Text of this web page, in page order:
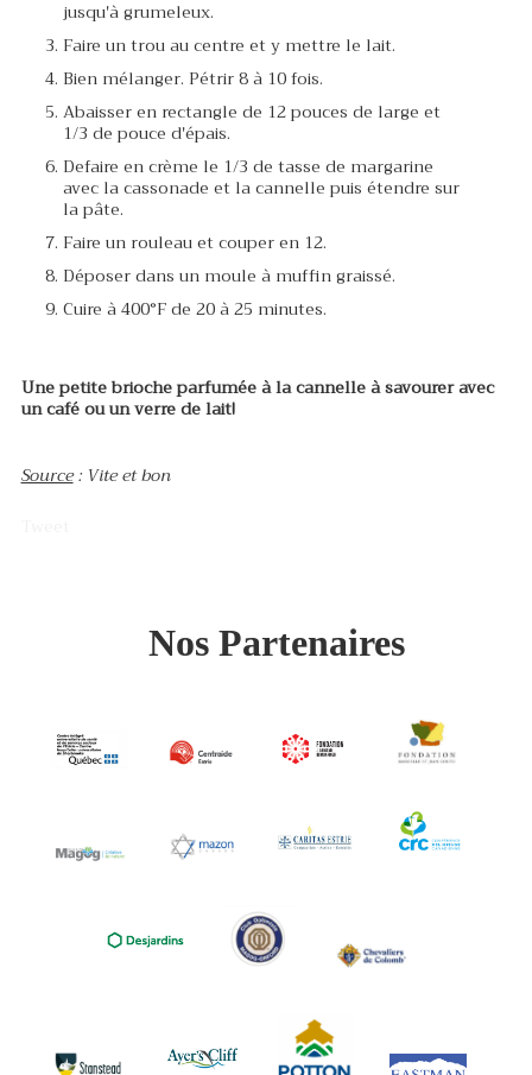
jusqu'à grumeleux.
Faire un trou au centre et y mettre le lait.
Bien mélanger. Pétrir 8 à 10 fois.
Abaisser en rectangle de 12 pouces de large et
1/3 de pouce d'épais.
Defaire en crème le 1/3 de tasse de margarine
avec la cassonade et la cannelle puis étendre sur
la pâte.
Faire un rouleau et couper en 12.
Déposer dans un moule à muffin graissé.
Cuire à 400°F de 20 à 25 minutes.
Une petite brioche parfumée à la cannelle à savourer avec
un café ou un verre de lait!
Source: Vite et bon
Nos Partenaires